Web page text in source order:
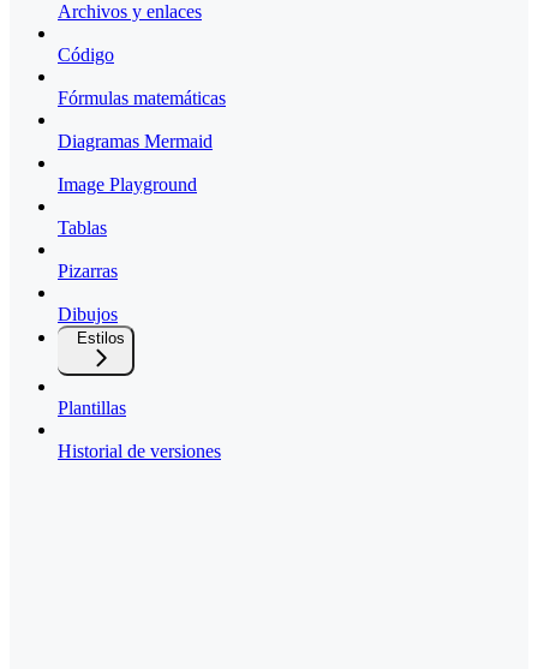
Archivos y enlaces
Código
Fórmulas matemáticas
Diagramas Mermaid
Image Playground
Tablas
Pizarras
Dibujos
Estilos
Plantillas
Historial de versiones